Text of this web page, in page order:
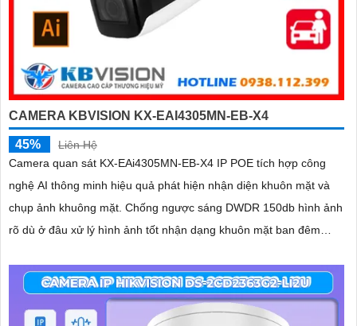
CAMERA KBVISION KX-EAI4305MN-EB-X4
45%
Liên Hệ
Camera quan sát KX-EAi4305MN-EB-X4 IP POE tích hợp công
nghệ AI thông minh hiệu quả phát hiện nhận diện khuôn mặt và
chụp ảnh khuông mặt. Chống ngược sáng DWDR 150db hình ảnh
rõ dù ở đâu xử lý hình ảnh tốt nhận dạng khuôn mặt ban đêm